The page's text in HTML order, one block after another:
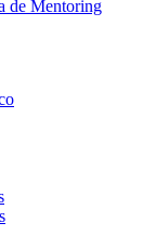
de Mentoring